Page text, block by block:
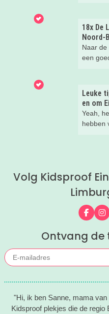
18x De
Noord-
Naar de
een
Noord-
Leuke
en om
Yeah,
hebben
Volg Kidsproof
Volg
Ontvang de
"Hi, ik ben Sanne, mama
Kidsproof plekjes die de regio